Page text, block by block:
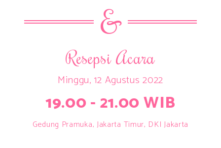
&
Resepsi Acara
Minggu, 12 Agustus 2022
19.00 - 21.00 WIB
Gedung Pramuka, Jakarta Timur, DKI Jakarta